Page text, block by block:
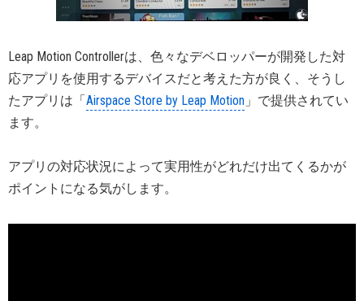
Leap Motion Controllerは、色々なデベロッパーが開発した対
応アプリを使用するデバイスだと考えた方が良く、そうし
たアプリは「Airspace Store by Leap Motion 」で提供されてい
ます。
アプリの対応状況によって実用性がどれだけ出てくるかが
ポイントになる気がします。